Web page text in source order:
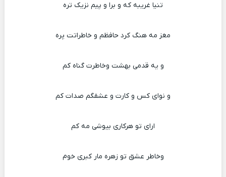
تنیا غریبه که و برا و پیم نزیک تره
مغز مه هنگ کرد حافظم و خاطراتت پره
و یه قدمی بهشت وخاطرت گناه کم
و نوای کس و کارت و عشقگم صدات کم
ارای تو هرکاری بیوشی مه کم
وخاطر عشق تو زهره مار کبری خوم